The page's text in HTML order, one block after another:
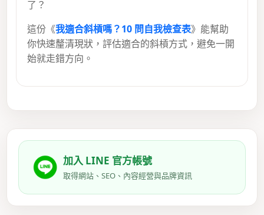
了？
這份《我適合斜槓嗎？10 問自我檢查表》能幫助
你快速釐清現狀，評估適合的斜槓方式，避免一開
始就走錯方向。
加入 LINE 官方帳號
取得網站、SEO、內容經營與品牌資訊